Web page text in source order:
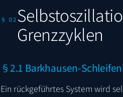
§ 02
Grenzzyklen
§2.1 Barkhausen-
Ein rückgeführtes System wird